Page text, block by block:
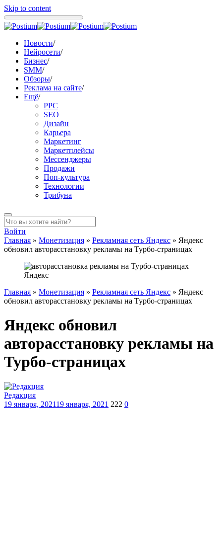
Skip to content
Новости/
Нейросети/
Бизнес/
SMM/
Обзоры/
Реклама на сайте/
Ещё/
PPC
SEO
Дизайн
Карьера
Маркетинг
Маркетплейсы
Мессенджеры
Продажи
Поп-культура
Технологии
Трибуна
Войти
Главная » Монетизация » Рекламная сеть Яндекс » Яндекс
обновил авторасстановку рекламы на Турбо-страницах
Главная » Монетизация » Рекламная сеть Яндекс » Яндекс
обновил авторасстановку рекламы на Турбо-страницах
Яндекс обновил
авторасстановку рекламы на
Турбо-страницах
Редакция
19 января, 202119 января, 2021 222 0